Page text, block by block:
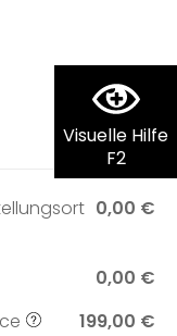
Visuelle Hilfe
F2
0,00 €
0,00 €
199,00 €